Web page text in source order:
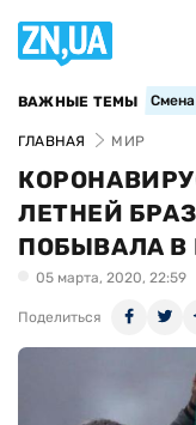
ВАЖНЫЕ ТЕМЫ Смена
ГЛАВНАЯ МИР
ЛЕТНЕЙ
ПОБЫВАЛА В
05 марта, 2020, 22:59
Поделиться